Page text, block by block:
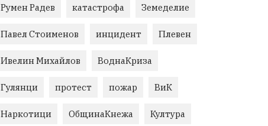
Румен Радев катастрофа Земеделие
Павел Стоименов инцидент Плевен
Ивелин Михайлов ВоднаКриза
Гулянци протест пожар ВиК
Наркотици ОбщинаКнежа Култура